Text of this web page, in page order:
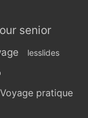
senior
lesslides
Voyage pratique